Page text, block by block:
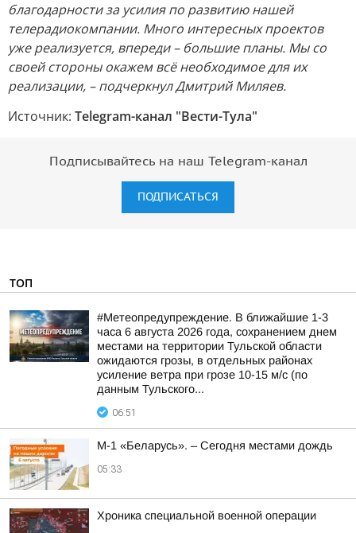
благодарности за усилия по развитию нашей
телерадиокомпании. Много интересных проектов
уже реализуется, впереди – большие планы. Мы со
своей стороны окажем всё необходимое для их
реализации, – подчеркнул Дмитрий Миляев.
Источник: Telegram-канал "Вести-Тула"
Подписывайтесь на наш Telegram-канал
ПОДПИСАТЬСЯ
ТОП
#Метеопредупреждение. В ближайшие 1-3
часа 6 августа 2026 года, сохранением днем
местами на территории Тульской области
ожидаются грозы, в отдельных районах
усиление ветра при грозе 10-15 м/с (по
данным Тульского...
06:51
М-1 «Беларусь». – Сегодня местами дождь
05:33
Хроника специальной военной операции